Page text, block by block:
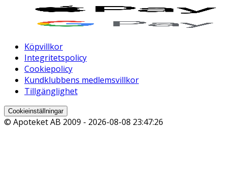
Köpvillkor
Integritetspolicy
Cookiepolicy
Kundklubbens medlemsvillkor
Tillgänglighet
Cookieinställningar
© Apoteket AB 2009 - 2026-08-08 23:47:26